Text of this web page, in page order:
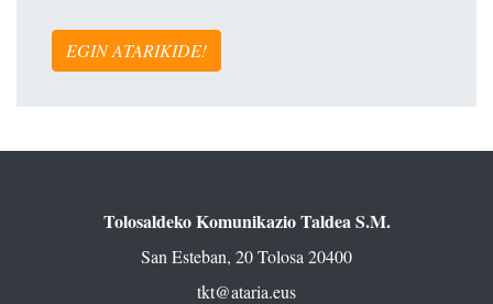
EGIN ATARIKIDE!
Tolosaldeko Komunikazio Taldea S.M.
San Esteban, 20 Tolosa 20400
tkt@ataria.eus